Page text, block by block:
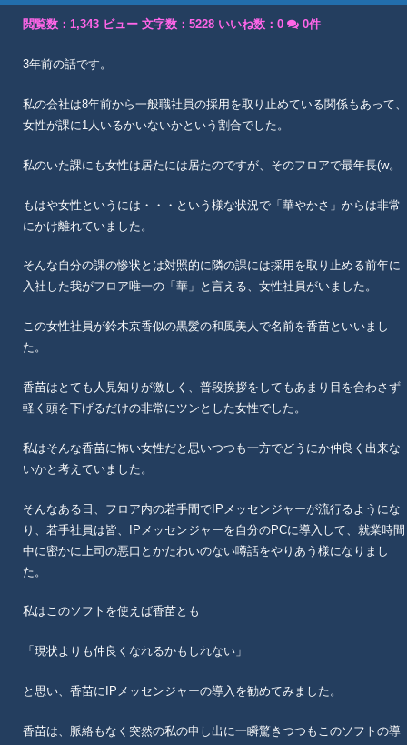
閲覧数：1,343 ビュー 文字数：5228 いいね数： 0 0件
3年前の話です。
私の会社は8年前から一般職社員の採用を取り止めている関係もあって、
女性が課に1人いるかいないかという割合でした。
私のいた課にも女性は居たには居たのですが、そのフロアで最年長(w。
もはや女性というには・・・という様な状況で「華やかさ」からは非常
にかけ離れていました。
そんな自分の課の惨状とは対照的に隣の課には採用を取り止める前年に
入社した我がフロア唯一の「華」と言える、女性社員がいました。
この女性社員が鈴木京香似の黒髪の和風美人で名前を香苗といいまし
た。
香苗はとても人見知りが激しく、普段挨拶をしてもあまり目を合わさず
軽く頭を下げるだけの非常にツンとした女性でした。
私はそんな香苗に怖い女性だと思いつつも一方でどうにか仲良く出来な
いかと考えていました。
そんなある日、フロア内の若手間でIPメッセンジャーが流行るようにな
り、若手社員は皆、IPメッセンジャーを自分のPCに導入して、就業時間
中に密かに上司の悪口とかたわいのない噂話をやりあう様になりまし
た。
私はこのソフトを使えば香苗とも
「現状よりも仲良くなれるかもしれない」
と思い、香苗にIPメッセンジャーの導入を勧めてみました。
香苗は、脈絡もなく突然の私の申し出に一瞬驚きつつもこのソフトの導